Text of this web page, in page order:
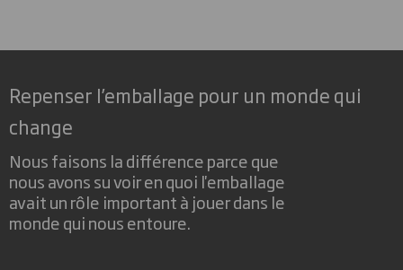
Repenser l’emballage pour un monde qui
change
Nous faisons la différence parce que
nous avons su voir en quoi l'emballage
avait un rôle important à jouer dans le
monde qui nous entoure.